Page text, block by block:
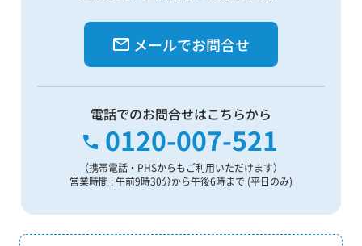
メールでお問合せ
電話でのお問合せはこちらから
0120-007-521
（携帯電話・PHSからもご利用いただけます）
営業時間 : 午前9時30分から午後6時まで (平日のみ)